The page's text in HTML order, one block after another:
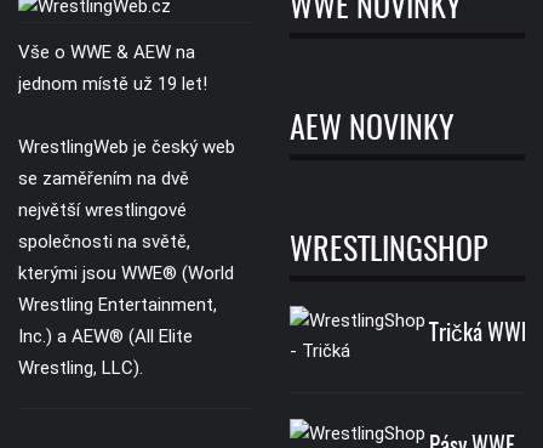
Vše o WWE & AEW na
jednom místě už 19 let!
WrestlingWeb je český web
se zaměřením na dvě
největší wrestlingové
společnosti na světě,
kterými jsou WWE® (World
Wrestling Entertainment,
Inc.) a AEW® (All Elite
Wrestling, LLC).
WWE NOVINKY
AEW NOVINKY
WRESTLINGSHOP
Tričká WWE